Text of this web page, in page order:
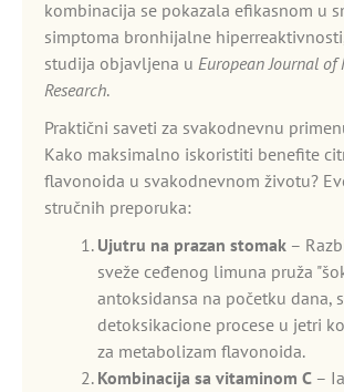
kombinacija se pokazala efikasnom u
simptoma bronhijalne
studija objavljena u European Journal of
Research.
Praktični saveti za svakodnevnu
Kako maksimalno iskoristiti benefite
flavonoida u svakodnevnom životu?
stručnih preporuka:
Ujutru na prazan stomak –
sveže ceđenog limuna pruža
antoksidansa na početku dana,
detoksikacione procese u jetri
za metabolizam flavonoida.
Kombinacija sa vitaminom C –